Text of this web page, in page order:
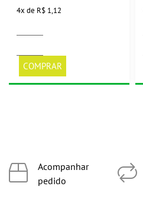
4x de R$ 1,12
COMPRAR
Acompanhar
pedido